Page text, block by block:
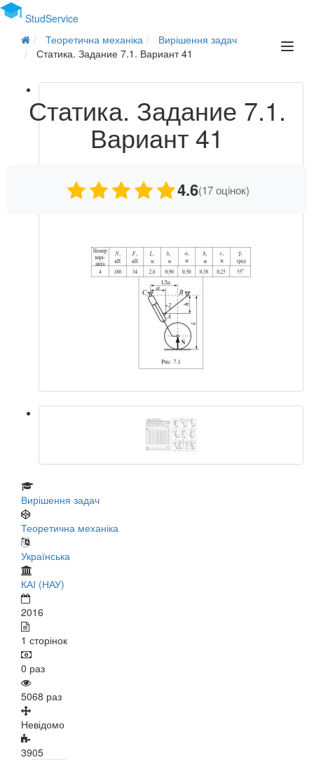
StudService
Теоретична механіка
Вирішення задач
Статика. Задание 7.1. Вариант 41
Статика. Задание 7.1.
Вариант 41
4.6(17 оцінок)
Вирішення задач
Теоретична механіка
Українська
КАІ (НАУ)
2016
1 сторінок
0 раз
5068 раз
Невідомо
3905